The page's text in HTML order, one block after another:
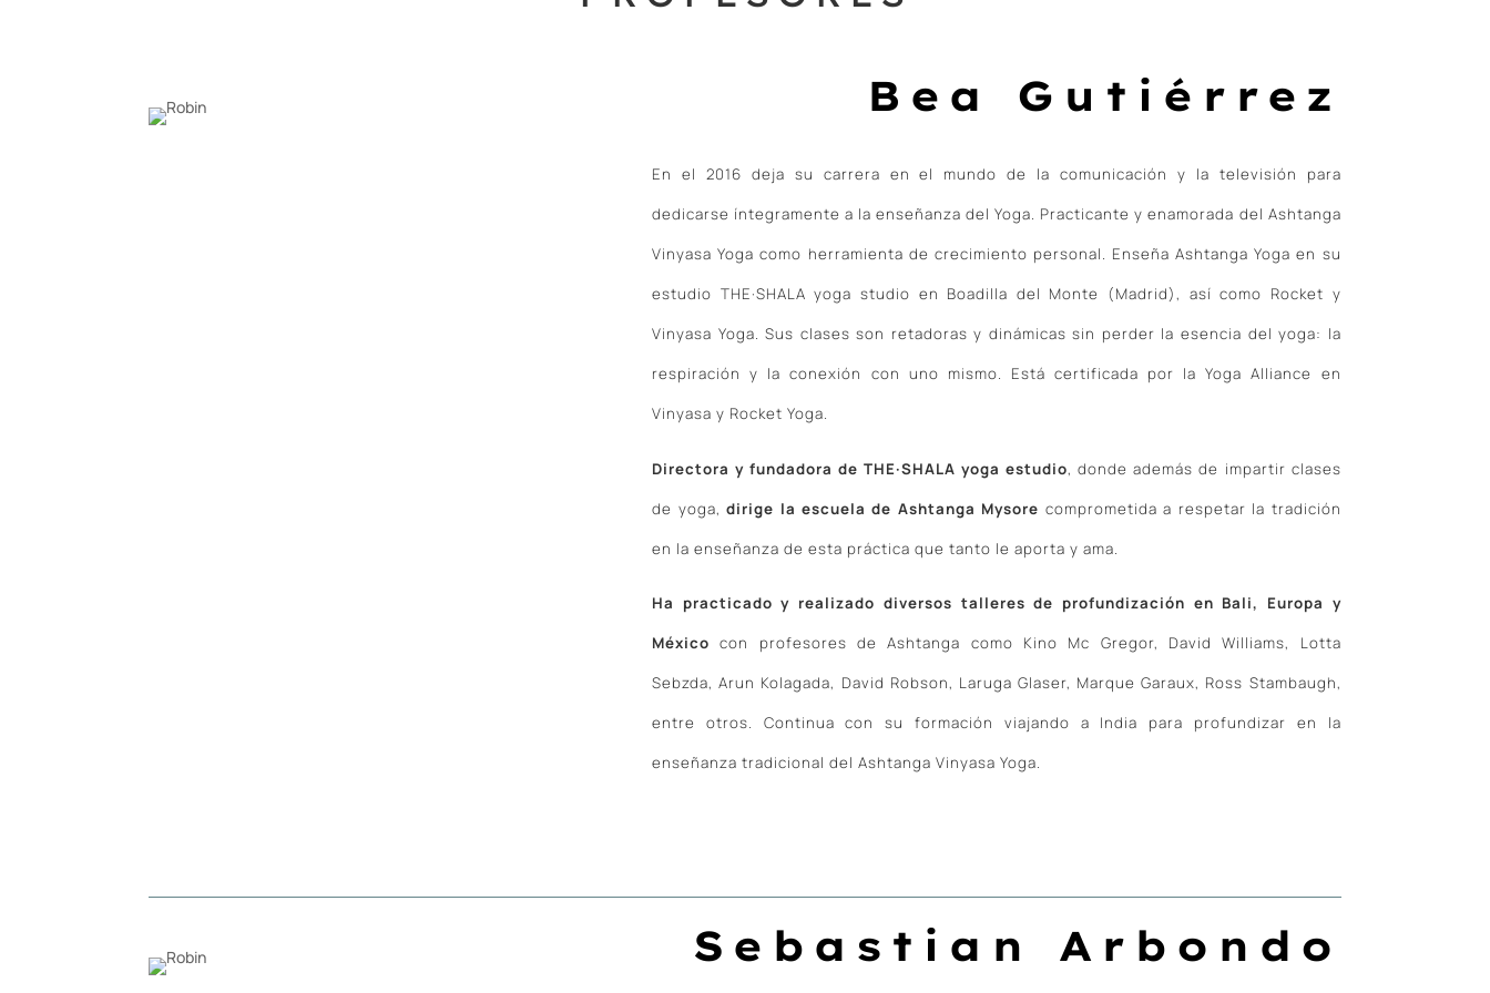
Bea Gutiérrez
En el 2016 deja su carrera en el mundo de la comunicación y la televisión para
dedicarse íntegramente a la enseñanza del Yoga. Practicante y enamorada del Ashtanga
Vinyasa Yoga como herramienta de crecimiento personal. Enseña Ashtanga Yoga en su
estudio THE·SHALA yoga studio en Boadilla del Monte (Madrid), así como Rocket y
Vinyasa Yoga. Sus clases son retadoras y dinámicas sin perder la esencia del yoga: la
respiración y la conexión con uno mismo. Está certificada por la Yoga Alliance en
Vinyasa y Rocket Yoga.
Directora y fundadora de THE·SHALA yoga estudio, donde además de impartir clases
de yoga,dirige la escuela de Ashtanga Mysore comprometida a respetar la tradición
en la enseñanza de esta práctica que tanto le aporta y ama.
Ha practicado y realizado diversos talleres de profundización en Bali, Europa y
México con profesores de Ashtanga como Kino Mc Gregor, David Williams, Lotta
Sebzda, Arun Kolagada, David Robson, Laruga Glaser, Marque Garaux, Ross Stambaugh,
entre otros. Continua con su formación viajando a India para profundizar en la
enseñanza tradicional del Ashtanga Vinyasa Yoga.
Sebastian Arbondo